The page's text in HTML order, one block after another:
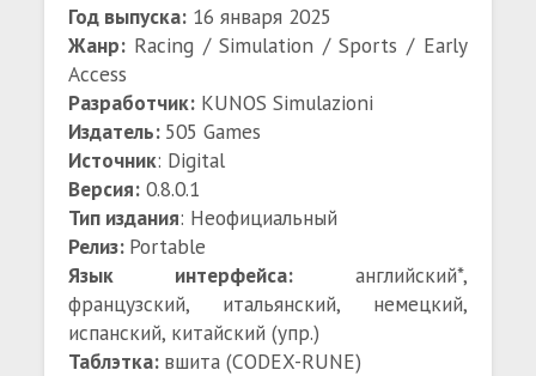
Год выпуска: 16 января 2025
Жанр: Racing / Simulation / Sports / Early
Access
Разработчик: KUNOS Simulazioni
Издатель: 505 Games
Источник: Digital
Версия: 0.8.0.1
Тип издания: Неофициальный
Релиз: Portable
Язык интерфейса: английский*,
французский, итальянский, немецкий,
испанский, китайский (упр.)
Таблэтка: вшита (CODEX-RUNE)